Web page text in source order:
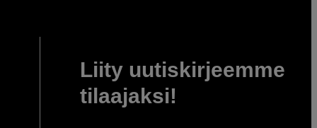
Liity uutiskirjeemme
tilaajaksi!